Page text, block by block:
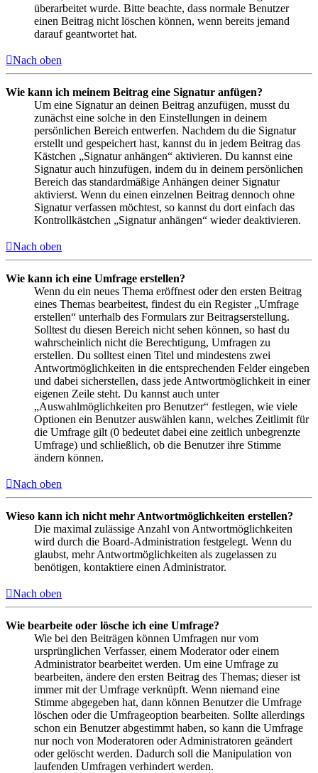
überarbeitet wurde. Bitte beachte, dass normale Benutzer
einen Beitrag nicht löschen können, wenn bereits jemand
darauf geantwortet hat.
Nach oben
Wie kann ich meinem Beitrag eine Signatur anfügen?
Um eine Signatur an deinen Beitrag anzufügen, musst du
zunächst eine solche in den Einstellungen in deinem
persönlichen Bereich entwerfen. Nachdem du die Signatur
erstellt und gespeichert hast, kannst du in jedem Beitrag das
Kästchen „Signatur anhängen“ aktivieren. Du kannst eine
Signatur auch hinzufügen, indem du in deinem persönlichen
Bereich das standardmäßige Anhängen deiner Signatur
aktivierst. Wenn du einen einzelnen Beitrag dennoch ohne
Signatur verfassen möchtest, so kannst du dort einfach das
Kontrollkästchen „Signatur anhängen“ wieder deaktivieren.
Nach oben
Wie kann ich eine Umfrage erstellen?
Wenn du ein neues Thema eröffnest oder den ersten Beitrag
eines Themas bearbeitest, findest du ein Register „Umfrage
erstellen“ unterhalb des Formulars zur Beitragserstellung.
Solltest du diesen Bereich nicht sehen können, so hast du
wahrscheinlich nicht die Berechtigung, Umfragen zu
erstellen. Du solltest einen Titel und mindestens zwei
Antwortmöglichkeiten in die entsprechenden Felder eingeben
und dabei sicherstellen, dass jede Antwortmöglichkeit in einer
eigenen Zeile steht. Du kannst auch unter
„Auswahlmöglichkeiten pro Benutzer“ festlegen, wie viele
Optionen ein Benutzer auswählen kann, welches Zeitlimit für
die Umfrage gilt (0 bedeutet dabei eine zeitlich unbegrenzte
Umfrage) und schließlich, ob die Benutzer ihre Stimme
ändern können.
Nach oben
Wieso kann ich nicht mehr Antwortmöglichkeiten erstellen?
Die maximal zulässige Anzahl von Antwortmöglichkeiten
wird durch die Board-Administration festgelegt. Wenn du
glaubst, mehr Antwortmöglichkeiten als zugelassen zu
benötigen, kontaktiere einen Administrator.
Nach oben
Wie bearbeite oder lösche ich eine Umfrage?
Wie bei den Beiträgen können Umfragen nur vom
ursprünglichen Verfasser, einem Moderator oder einem
Administrator bearbeitet werden. Um eine Umfrage zu
bearbeiten, ändere den ersten Beitrag des Themas; dieser ist
immer mit der Umfrage verknüpft. Wenn niemand eine
Stimme abgegeben hat, dann können Benutzer die Umfrage
löschen oder die Umfrageoption bearbeiten. Sollte allerdings
schon ein Benutzer abgestimmt haben, so kann die Umfrage
nur noch von Moderatoren oder Administratoren geändert
oder gelöscht werden. Dadurch soll die Manipulation von
laufenden Umfragen verhindert werden.